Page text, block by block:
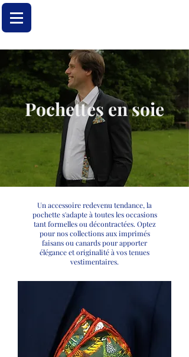
Pochettes en soie
Un accessoire redevenu tendance, la
pochette s'adapte à toutes les occasions
tant formelles ou décontractées. Optez
pour nos collections aux imprimés
faisans ou canards pour apporter
élégance et originalité à vos tenues
vestimentaires.